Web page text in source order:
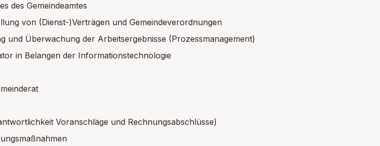
des Gemeindeamtes
von (Dienst-)Verträgen und Gemeindeverordnungen
und Überwachung der Arbeitsergebnisse (Prozessmanagement)
in Belangen der Informationstechnologie
Voranschläge und Rechnungsabschlüsse)